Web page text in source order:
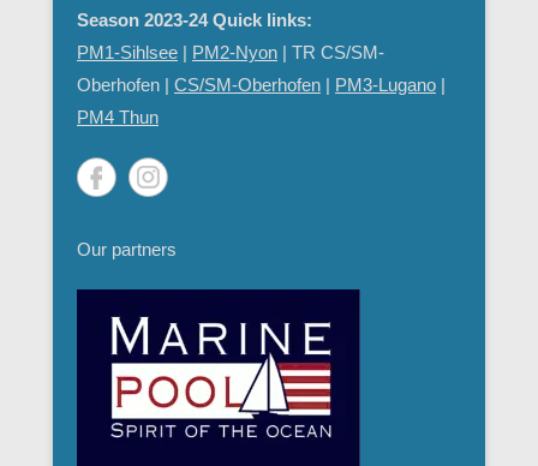
Season 2023-24 Quick links:
PM1-Sihlsee | PM2-Nyon | TR CS/SM-
Oberhofen | CS/SM-Oberhofen | PM3-Lugano |
PM4 Thun
Our partners